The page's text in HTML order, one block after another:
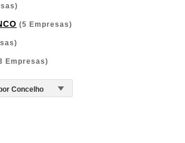
(5 Empresas)
Empresas)